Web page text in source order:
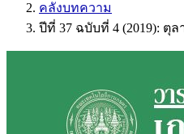
คลังบทความ
ปีที่ 37 ฉบับที่ 4 (2019): ตุ